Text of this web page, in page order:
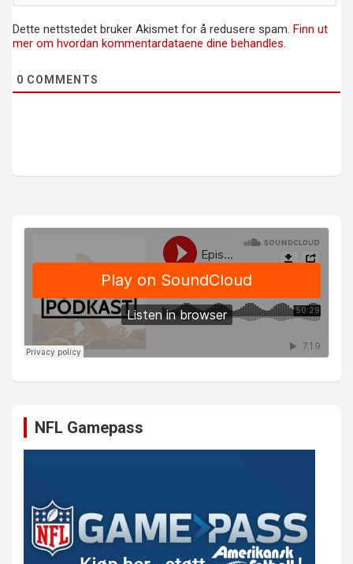
Dette nettstedet bruker Akismet for å redusere spam. Finn ut
mer om hvordan kommentardataene dine behandles.
0 COMMENTS
NFL Gamepass